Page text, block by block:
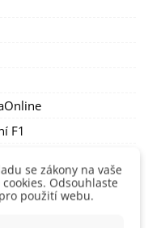
F1
se zákony na vaše
Odsouhlaste
použití webu.